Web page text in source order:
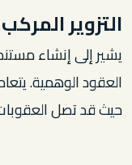
التزوير المركب
يشير إلى إنشاء
العقود الوهمية.
حيث قد تصل